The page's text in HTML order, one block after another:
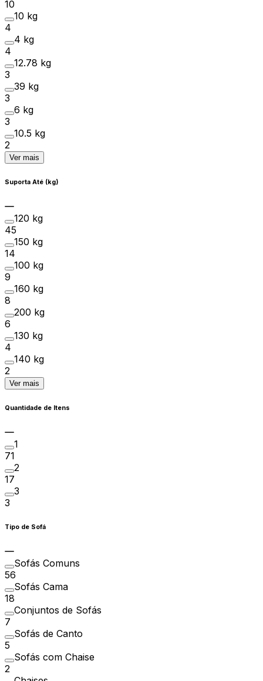
10
10 kg
4
4 kg
4
12.78 kg
3
39 kg
3
6 kg
3
10.5 kg
2
Ver mais
Suporta Até (kg)
120 kg
45
150 kg
14
100 kg
9
160 kg
8
200 kg
6
130 kg
4
140 kg
2
Ver mais
Quantidade de Itens
1
71
2
17
3
3
Tipo de Sofá
Sofás Comuns
56
Sofás Cama
18
Conjuntos de Sofás
7
Sofás de Canto
5
Sofás com Chaise
2